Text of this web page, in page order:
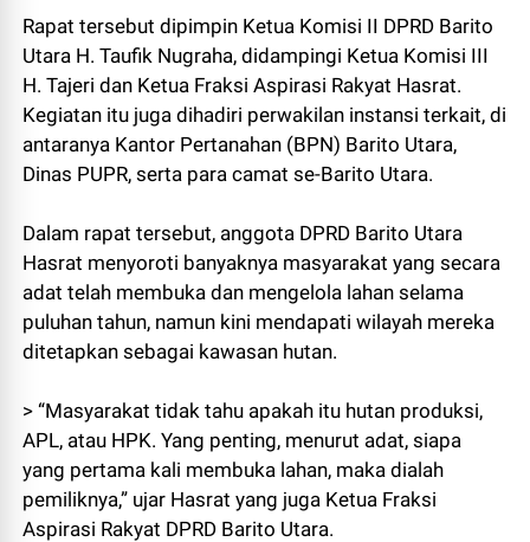
Rapat tersebut dipimpin Ketua Komisi II DPRD Barito
Utara H. Taufik Nugraha, didampingi Ketua Komisi III
H. Tajeri dan Ketua Fraksi Aspirasi Rakyat Hasrat.
Kegiatan itu juga dihadiri perwakilan instansi terkait, di
antaranya Kantor Pertanahan (BPN) Barito Utara,
Dinas PUPR, serta para camat se-Barito Utara.
Dalam rapat tersebut, anggota DPRD Barito Utara
Hasrat menyoroti banyaknya masyarakat yang secara
adat telah membuka dan mengelola lahan selama
puluhan tahun, namun kini mendapati wilayah mereka
ditetapkan sebagai kawasan hutan.
> “Masyarakat tidak tahu apakah itu hutan produksi,
APL, atau HPK. Yang penting, menurut adat, siapa
yang pertama kali membuka lahan, maka dialah
pemiliknya,” ujar Hasrat yang juga Ketua Fraksi
Aspirasi Rakyat DPRD Barito Utara.